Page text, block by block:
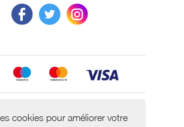
cookies pour améliorer votre